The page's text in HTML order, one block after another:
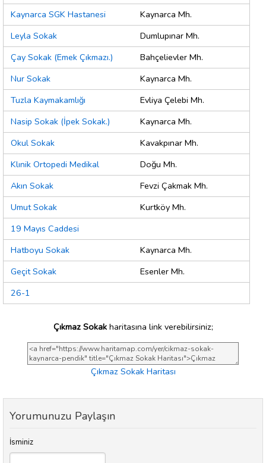
Kaynarca SGK Hastanesi
Kaynarca Mh.
Leyla Sokak
Dumlupınar Mh.
Çay Sokak (Emek Çıkmazı.)
Bahçelievler Mh.
Nur Sokak
Kaynarca Mh.
Tuzla Kaymakamlığı
Evliya Çelebi Mh.
Nasip Sokak (İpek Sokak.)
Kaynarca Mh.
Okul Sokak
Kavakpınar Mh.
Klınik Ortopedi Medikal
Doğu Mh.
Akın Sokak
Fevzi Çakmak Mh.
Umut Sokak
Kurtköy Mh.
19 Mayıs Caddesi
Hatboyu Sokak
Kaynarca Mh.
Geçit Sokak
Esenler Mh.
26-1
Çıkmaz Sokakharitasına link verebilirsiniz;
Çıkmaz Sokak Haritası
Yorumunuzu Paylaşın
İsminiz